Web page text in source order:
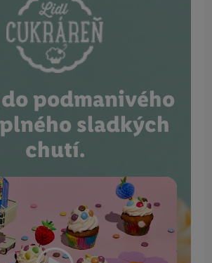
podmanivého
sladkých
chutí.